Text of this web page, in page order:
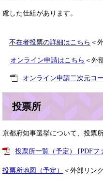
慮した仕組があります。
不在者投票の詳細はこちら ＜
オンライン申請はこちら ＜外
オンライン申請二次元コ
投票所
京都府知事選挙について、投票
投票所一覧（予定） [PDFフ
投票所地図（予定） ＜外部リン